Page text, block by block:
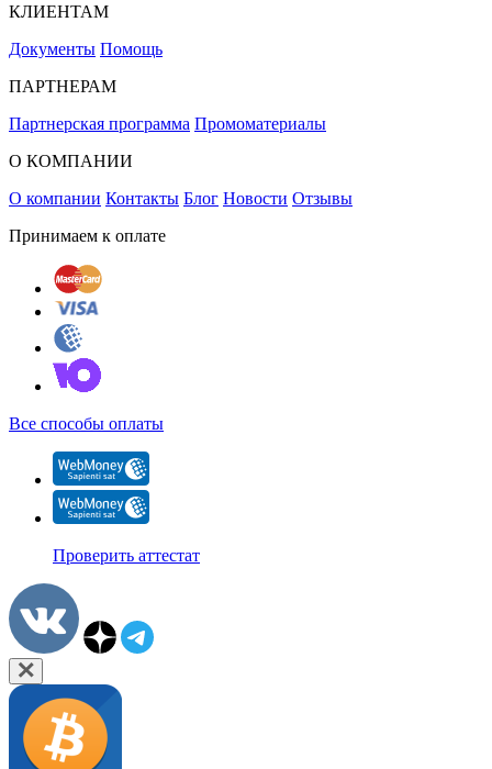
КЛИЕНТАМ
Документы Помощь
ПАРТНЕРАМ
Партнерская программа Промоматериалы
О КОМПАНИИ
О компании Контакты Блог Новости Отзывы
Принимаем к оплате
Все способы оплаты
Проверить аттестат